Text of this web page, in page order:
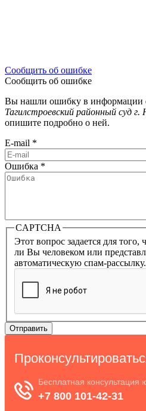
Сообщить об ошибке
Сообщить об ошибке
Вы нашли ошибку в информации
Тагилстроевский районный суд
опишите подробно о ней.
E-mail *
Ошибка *
CAPTCHA
Этот вопрос задается для того,
ли Вы человеком или
автоматическую спам-рассылку.